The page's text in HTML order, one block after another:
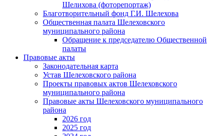
Шелихова (фоторепортаж)
Благотворительный фонд Г.И. Шелехова
Общественная палата Шелеховского
муниципального района
Обращение к председателю Общественной
палаты
Правовые акты
Законодательная карта
Устав Шелеховского района
Проекты правовых актов Шелеховского
муниципального района
Правовые акты Шелеховского муниципального
района
2026 год
2025 год